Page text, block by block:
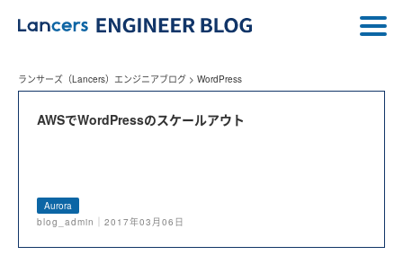
ランサーズ（Lancers）エンジニアブログ > WordPress
AWSでWordPressのスケールアウト
Aurora
blog_admin｜2017年03月06日